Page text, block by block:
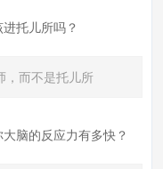
托儿所吗？
，而不是托儿所
脑的反应力有多快？